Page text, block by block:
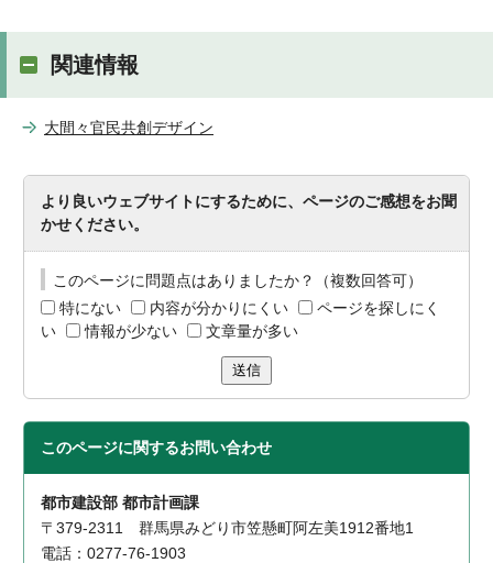
関連情報
大間々官民共創デザイン
より良いウェブサイトにするために、ページのご感想をお聞
かせください。
このページに問題点はありましたか？（複数回答可）
特にない
内容が分かりにくい
ページを探しにく
い
情報が少ない 文章量が多い
送信
このページに関するお問い合わせ
都市建設部 都市計画課
〒379-2311 群馬県みどり市笠懸町阿左美1912番地1
電話：0277-76-1903